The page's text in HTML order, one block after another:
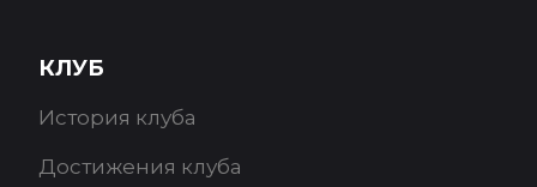
КЛУБ
История клуба
Достижения клуба